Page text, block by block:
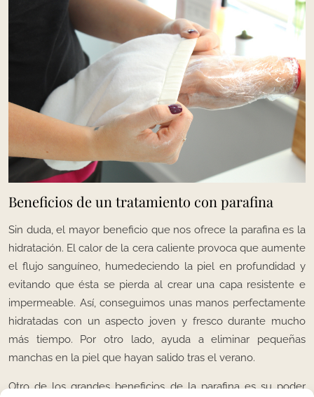
Beneficios de un tratamiento con parafina
Sin duda, el mayor beneficio que nos ofrece la parafina es la
hidratación. El calor de la cera caliente provoca que aumente
el flujo sanguíneo, humedeciendo la piel en profundidad y
evitando que ésta se pierda al crear una capa resistente e
impermeable. Así, conseguimos unas manos perfectamente
hidratadas con un aspecto joven y fresco durante mucho
más tiempo. Por otro lado, ayuda a eliminar pequeñas
manchas en la piel que hayan salido tras el verano.
Otro de los grandes beneficios de la parafina es su poder